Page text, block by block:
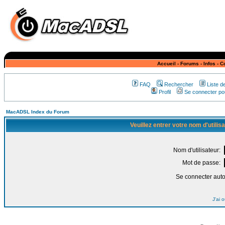
Accueil - Forums - Infos -
FAQ Rechercher
Liste
Profil
Se connecter
MacADSL Index du Forum
Veuillez entrer votre nom
Nom d'utilisateur:
Mot de passe:
Se connecter
J'ai